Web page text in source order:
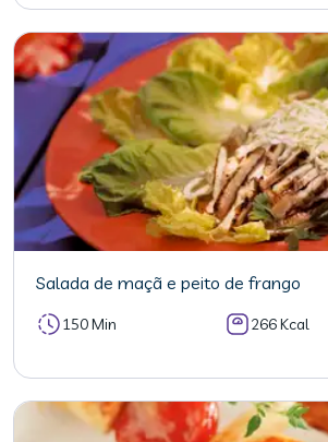
Salada de maçã e peito de frango
150 Min 266 Kcal